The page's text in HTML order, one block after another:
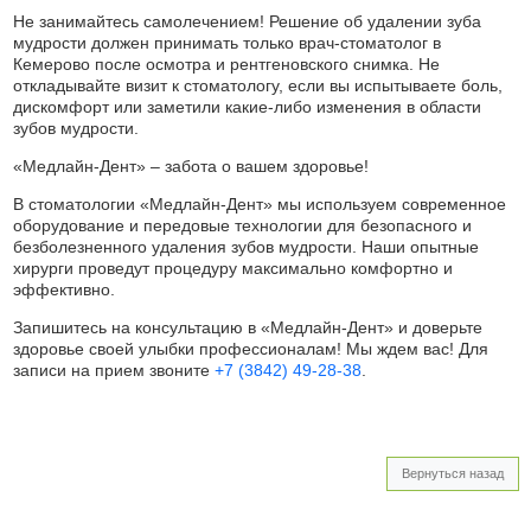
Не занимайтесь самолечением! Решение об удалении зуба
мудрости должен принимать только врач-стоматолог в
Кемерово после осмотра и рентгеновского снимка. Не
откладывайте визит к стоматологу, если вы испытываете боль,
дискомфорт или заметили какие-либо изменения в области
зубов мудрости.
«Медлайн-Дент» – забота о вашем здоровье!
В стоматологии «Медлайн-Дент» мы используем современное
оборудование и передовые технологии для безопасного и
безболезненного удаления зубов мудрости. Наши опытные
хирурги проведут процедуру максимально комфортно и
эффективно.
Запишитесь на консультацию в «Медлайн-Дент» и доверьте
здоровье своей улыбки профессионалам! Мы ждем вас! Для
записи на прием звоните +7 (3842) 49‑28‑38.
Вернуться назад